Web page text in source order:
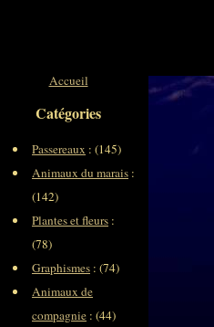
Accueil
Catégories
Passereaux : (145)
Animaux du marais :
(142)
Plantes et fleurs :
(78)
Graphismes : (74)
Animaux de
compagnie : (44)